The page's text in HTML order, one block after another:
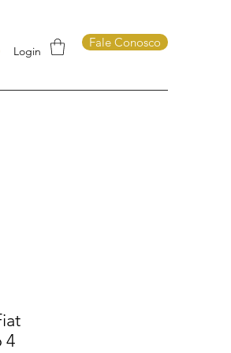
Login
Fale Conosco
4